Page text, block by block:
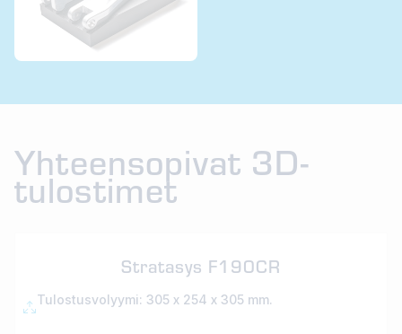
Yhteensopivat 3D-
tulostimet
Stratasys F190CR
Tulostusvolyymi: 305 x 254 x 305 mm.